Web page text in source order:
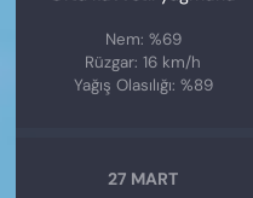
Nem: %69
Rüzgar: 16 km/h
Yağış Olasılığı: %89
27 MART